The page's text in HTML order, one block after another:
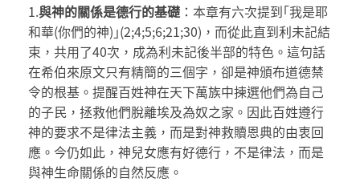
1.與神的關係是德行的基礎：本章有六次提到｢我是耶
和華(你們的神)｣(2;4;5;6;21;30)，而從此直到利未記結
束，共用了40次，成為利未記後半部的特色。這句話
在希伯來原文只有精簡的三個字，卻是神頒布道德禁
令的根基。提醒百姓神在天下萬族中揀選他們為自己
的子民，拯救他們脫離埃及為奴之家。因此百姓遵行
神的要求不是律法主義，而是對神救贖恩典的由衷回
應。今仍如此，神兒女應有好德行，不是律法，而是
與神生命關係的自然反應。